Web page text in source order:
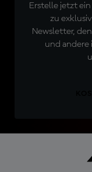
Erstelle jetzt
zu
Newsletter,
und